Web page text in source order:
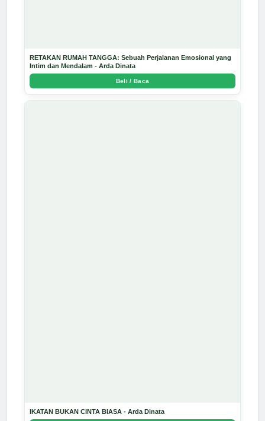
RETAKAN RUMAH TANGGA: Sebuah Perjalanan Emosional yang
Intim dan Mendalam - Arda Dinata
Beli / Baca
IKATAN BUKAN CINTA BIASA - Arda Dinata